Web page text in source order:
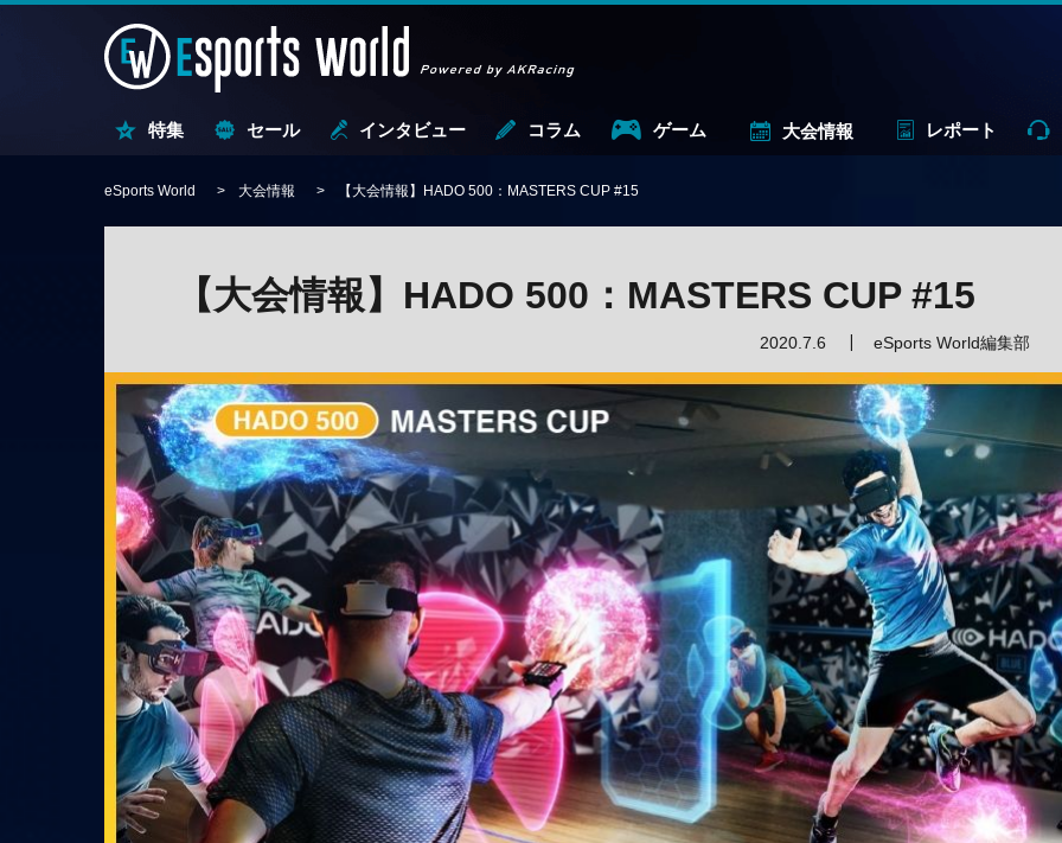
特集 セール インタビュー コラム ゲーム 大会情報 レポート
eSports World 大会情報 【大会情報】HADO 500：MASTERS CUP #15
【大会情報】HADO 500：MASTERS CUP #15
2020.7.6 eSports World編集部